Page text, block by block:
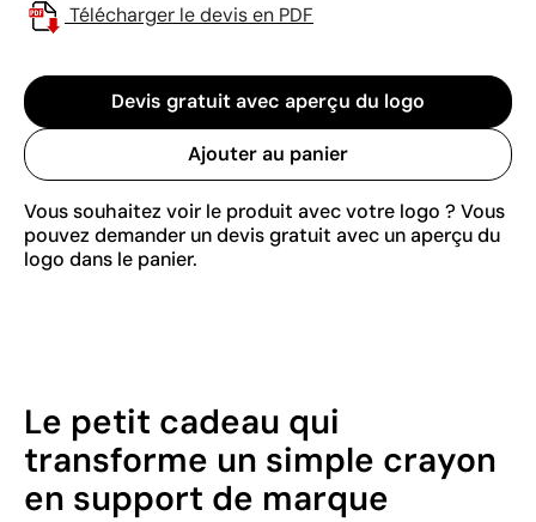
Télécharger le devis en PDF
Devis gratuit avec aperçu du logo
Ajouter au panier
Vous souhaitez voir le produit avec votre logo ? Vous
pouvez demander un devis gratuit avec un aperçu du
logo dans le panier.
Le petit cadeau qui
transforme un simple crayon
en support de marque